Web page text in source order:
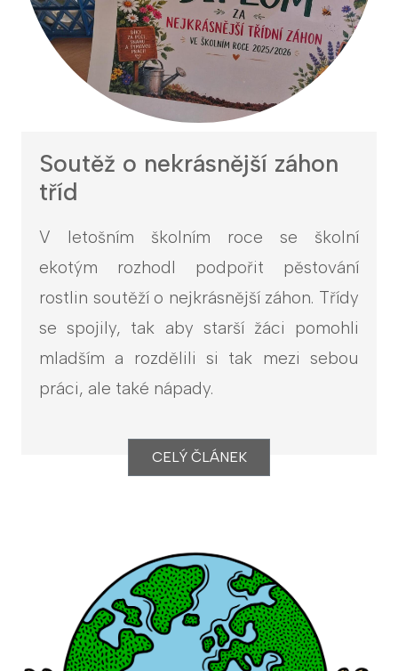
Soutěž o nekrásnější záhon
tříd
V letošním školním roce se školní
ekotým rozhodl podpořit pěstování
rostlin soutěží o nejkrásnější záhon. Třídy
se spojily, tak aby starší žáci pomohli
mladším a rozdělili si tak mezi sebou
práci, ale také nápady.
CELÝ ČLÁNEK